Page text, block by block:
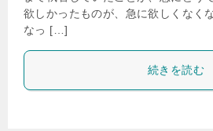
欲しかったものが、急に欲しくなく
なっ […]
続きを読む